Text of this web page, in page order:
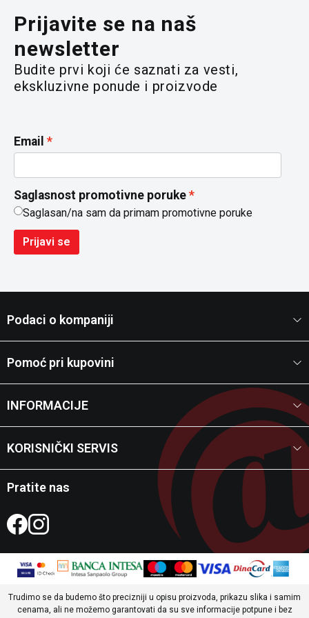
Prijavite se na naš
newsletter
Budite prvi koji će saznati za vesti,
ekskluzivne ponude i proizvode
Email
Saglasnost promotivne poruke
Saglasan/na sam da primam promotivne poruke
Prijavi se
Podaci o kompaniji
Pomoć pri kupovini
INFORMACIJE
KORISNIČKI SERVIS
Pratite nas
Trudimo se da budemo što precizniji u opisu proizvoda, prikazu slika i samim
cenama, ali ne možemo garantovati da su sve informacije potpune i bez